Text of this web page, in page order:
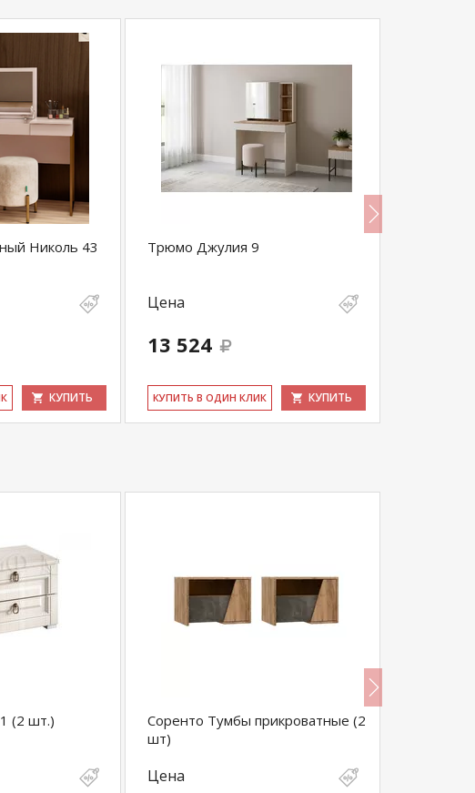
Николь 43
КУПИТЬ
Трюмо Джулия 9
Цена
13 524
КУ­ПИТЬ В ОДИН КЛИК КУПИТЬ
(2 шт.)
Соренто Тумбы прикроватные (2
шт)
Цена